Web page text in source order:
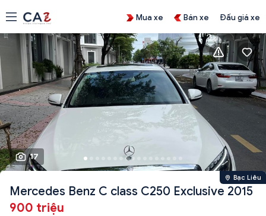
Mua xe Bán xe Đấu giá xe
17
Bạc Liêu
Mercedes Benz C class C250 Exclusive 2015
900 triệu